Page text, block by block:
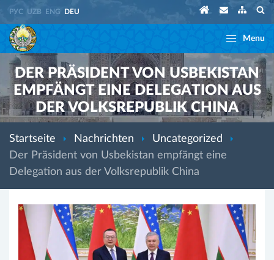
РУС UZB ENG DEU
Menu
DER PRÄSIDENT VON USBEKISTAN
EMPFÄNGT EINE DELEGATION AUS
DER VOLKSREPUBLIK CHINA
Startseite Nachrichten
Uncategorized
Der Präsident von Usbekistan empfängt eine
Delegation aus der Volksrepublik China